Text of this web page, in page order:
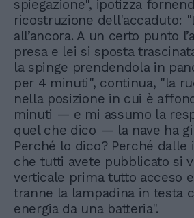
spiegazione", ipotizza
ricostruzione dell'accaduto:
all’ancora. A un certo punto
presa e lei si sposta
la spinge prendendola in
per 4 minuti", continua, "la
nella posizione in cui è
minuti — e mi assumo la
quel che dico — la nave ha
Perché lo dico? Perché dalle
che tutti avete pubblicato si
verticale prima tutto acceso
tranne la lampadina in testa
energia da una batteria".